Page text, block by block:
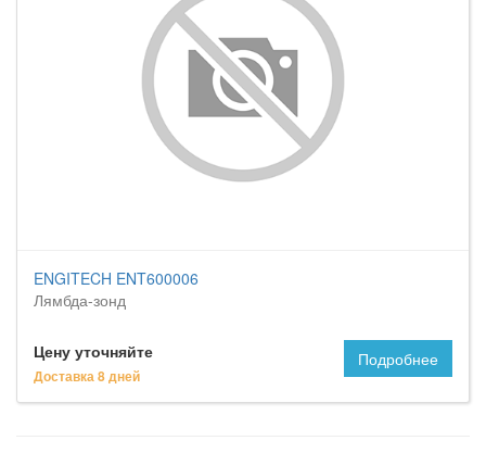
ENGITECH ENT600006
Лямбда-зонд
Цену уточняйте
Доставка 8 дней
Подробнее